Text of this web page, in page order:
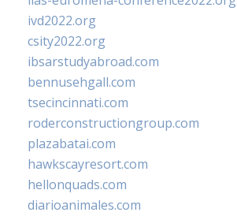
ivd2022.org
csity2022.org
ibsarstudyabroad.com
bennusehgall.com
tsecincinnati.com
roderconstructiongroup.com
plazabatai.com
hawkscayresort.com
hellonquads.com
diarioanimales.com